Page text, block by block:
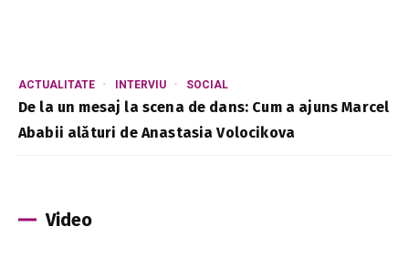
ACTUALITATE INTERVIU SOCIAL
De la un mesaj la scena de dans: Cum a ajuns Marcel
Ababii alături de Anastasia Volocikova
Video